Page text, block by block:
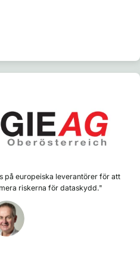
på europeiska leverantörer för att
riskerna för dataskydd."